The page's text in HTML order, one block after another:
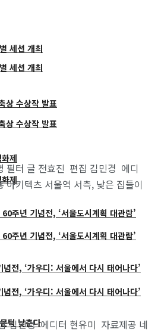
세션 개최
상 수상작 발표
제
주년 기념전, ‘서울도시계획 대관람’
전, ‘가우디: 서울에서 다시 태어나다’
세션 개최
상 수상작 발표
제
주년 기념전, ‘서울도시계획 대관람’
전, ‘가우디: 서울에서 다시 태어나다’
턱 낮춘다
필터 글 전효진 편집 김민경 에디
아키텍츠 서울역 서측, 낮은 집들이
김민경 에디터 현유미 자료제공 네